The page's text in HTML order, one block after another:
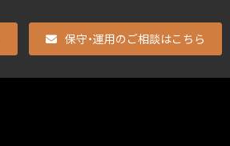
保守・運用のご相談はこちら